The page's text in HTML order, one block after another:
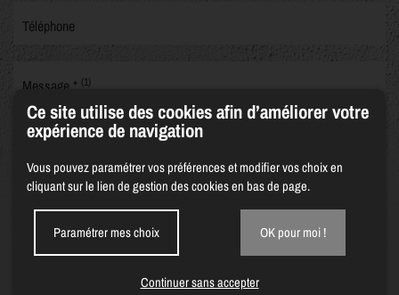
Téléphone
Message * (1)
Ce site utilise des cookies afin d’améliorer votre
expérience de navigation
Vous pouvez paramétrer vos préférences et modifier vos choix en
cliquant sur le lien de gestion des cookies en bas de page.
Paramétrer mes choix OK pour moi !
Continuer sans accepter